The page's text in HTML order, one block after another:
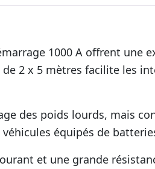
pinces
en
poids
lourds
véhicules
1000 A offrent une
2 x 5 mètres facilite les
des poids lourds, mais
équipés de
et une grande